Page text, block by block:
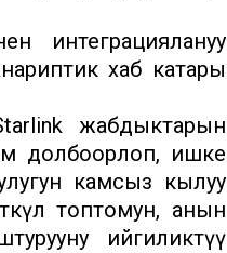
интеграциялануу
хаб катары
жабдыктарын
долбоорлоп, ишке
камсыз кылуу
топтомун, анын
ийгиликтүү